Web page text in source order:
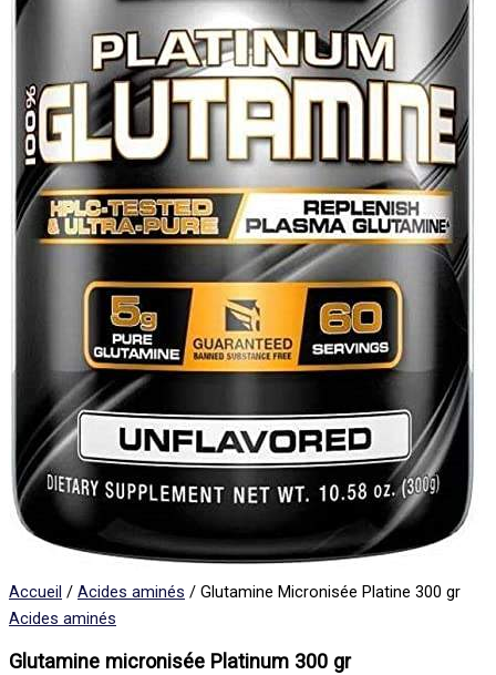
Accueil / Acides aminés / Glutamine Micronisée Platine 300 gr
Acides aminés
Glutamine micronisée Platinum 300 gr